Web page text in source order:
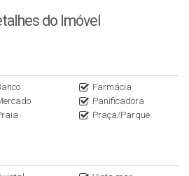
propostas.
CORRETORES***
do Imóvel
Farmácia
Panificadora
Praça/Parque